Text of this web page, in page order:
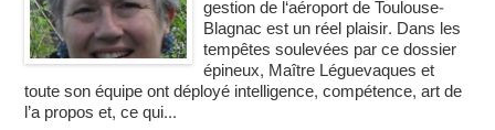
gestion de l‘aéroport de Toulouse-
Blagnac est un réel plaisir. Dans les
tempêtes soulevées par ce dossier
épineux, Maître Léguevaques et
toute son équipe ont déployé intelligence, compétence, art de
l’a propos et, ce qui...